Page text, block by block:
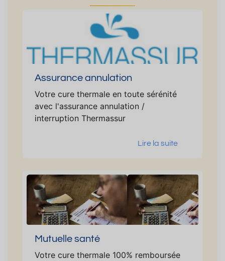
Assurance annulation
Votre cure thermale en toute sérénité
avec l'assurance annulation /
interruption Thermassur
Lire la suite
Mutuelle santé
Votre cure thermale 100% remboursée